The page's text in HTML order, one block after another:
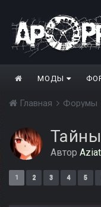
МОДЫ
Главная Форумы
Автор
1 2 3 4 5